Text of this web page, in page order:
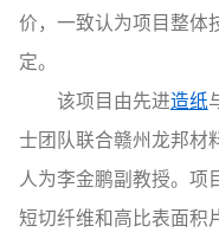
价，一致认为项目整体
定。
该项目由先进造纸
士团队联合赣州龙邦材
人为李金鹏副教授。项
短切纤维和高比表面积